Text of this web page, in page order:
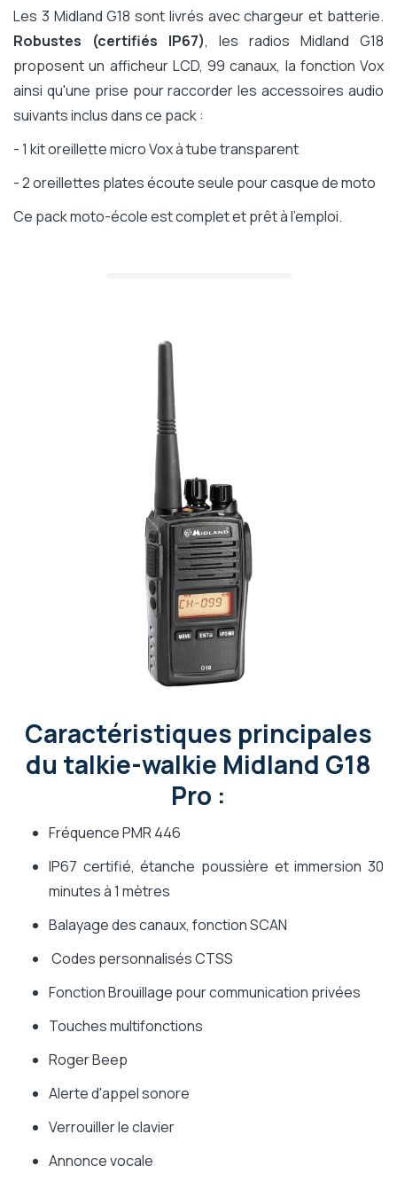
Les 3 Midland G18 sont livrés avec chargeur et batterie.
Robustes (certifiés IP67), les radios Midland G18
proposent un afficheur LCD, 99 canaux, la fonction Vox
ainsi qu'une prise pour raccorder les accessoires audio
suivants inclus dans ce pack :
- 1 kit oreillette micro Vox à tube transparent
- 2 oreillettes plates écoute seule pour casque de moto
Ce pack moto-école est complet et prêt à l'emploi.
Caractéristiques principales
du talkie-walkie Midland G18
Pro :
Fréquence PMR 446
IP67 certifié, étanche poussière et immersion 30
minutes à 1 mètres
Balayage des canaux, fonction SCAN
Codes personnalisés CTSS
Fonction Brouillage pour communication privées
Touches multifonctions
Roger Beep
Alerte d'appel sonore
Verrouiller le clavier
Annonce vocale